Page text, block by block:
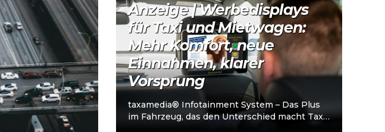
Anzeige | Werbedisplays
für Taxi und Mietwagen:
Mehr Komfort, neue
Einnahmen, klarer
Vorsprung
taxamedia® Infotainment System – Das Plus
im Fahrzeug, das den Unterschied macht Taxi-